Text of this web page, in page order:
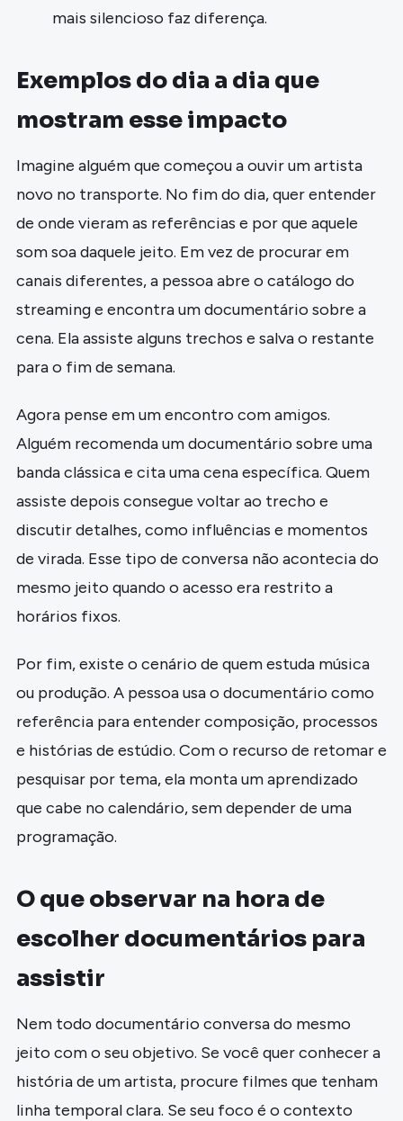
mais silencioso faz diferença.
Exemplos do dia a dia que
mostram esse impacto
Imagine alguém que começou a ouvir um artista
novo no transporte. No fim do dia, quer entender
de onde vieram as referências e por que aquele
som soa daquele jeito. Em vez de procurar em
canais diferentes, a pessoa abre o catálogo do
streaming e encontra um documentário sobre a
cena. Ela assiste alguns trechos e salva o restante
para o fim de semana.
Agora pense em um encontro com amigos.
Alguém recomenda um documentário sobre uma
banda clássica e cita uma cena específica. Quem
assiste depois consegue voltar ao trecho e
discutir detalhes, como influências e momentos
de virada. Esse tipo de conversa não acontecia do
mesmo jeito quando o acesso era restrito a
horários fixos.
Por fim, existe o cenário de quem estuda música
ou produção. A pessoa usa o documentário como
referência para entender composição, processos
e histórias de estúdio. Com o recurso de retomar e
pesquisar por tema, ela monta um aprendizado
que cabe no calendário, sem depender de uma
programação.
O que observar na hora de
escolher documentários para
assistir
Nem todo documentário conversa do mesmo
jeito com o seu objetivo. Se você quer conhecer a
história de um artista, procure filmes que tenham
linha temporal clara. Se seu foco é o contexto